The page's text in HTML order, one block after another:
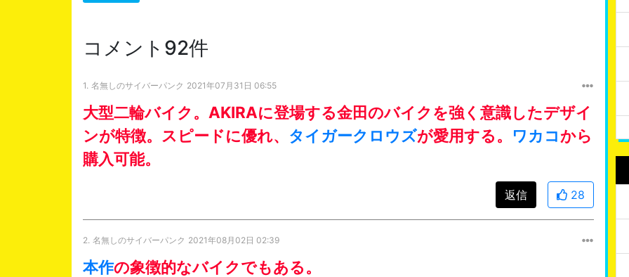
コメント92件
1. 名無しのサイバーパンク 2021年07月31日 06:55
大型二輪バイク。AKIRAに登場する金田のバイクを強く意識したデザイ
ンが特徴。スピードに優れ、 タイガークロウズが愛用する。 ワカコから
購入可能。
返信 28
2. 名無しのサイバーパンク 2021年08月02日 02:39
本作の象徴的なバイクでもある。